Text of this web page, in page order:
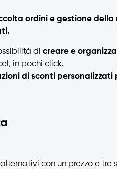
ordini e gestione della
di creare e
in pochi click.
di sconti personalizzati
con un prezzo e